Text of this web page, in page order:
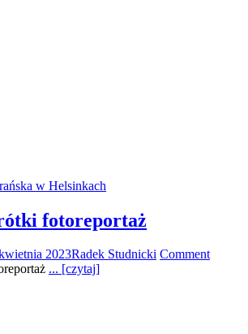
fotoreportaż
2023Radek Studnicki Comment
... [czytaj]